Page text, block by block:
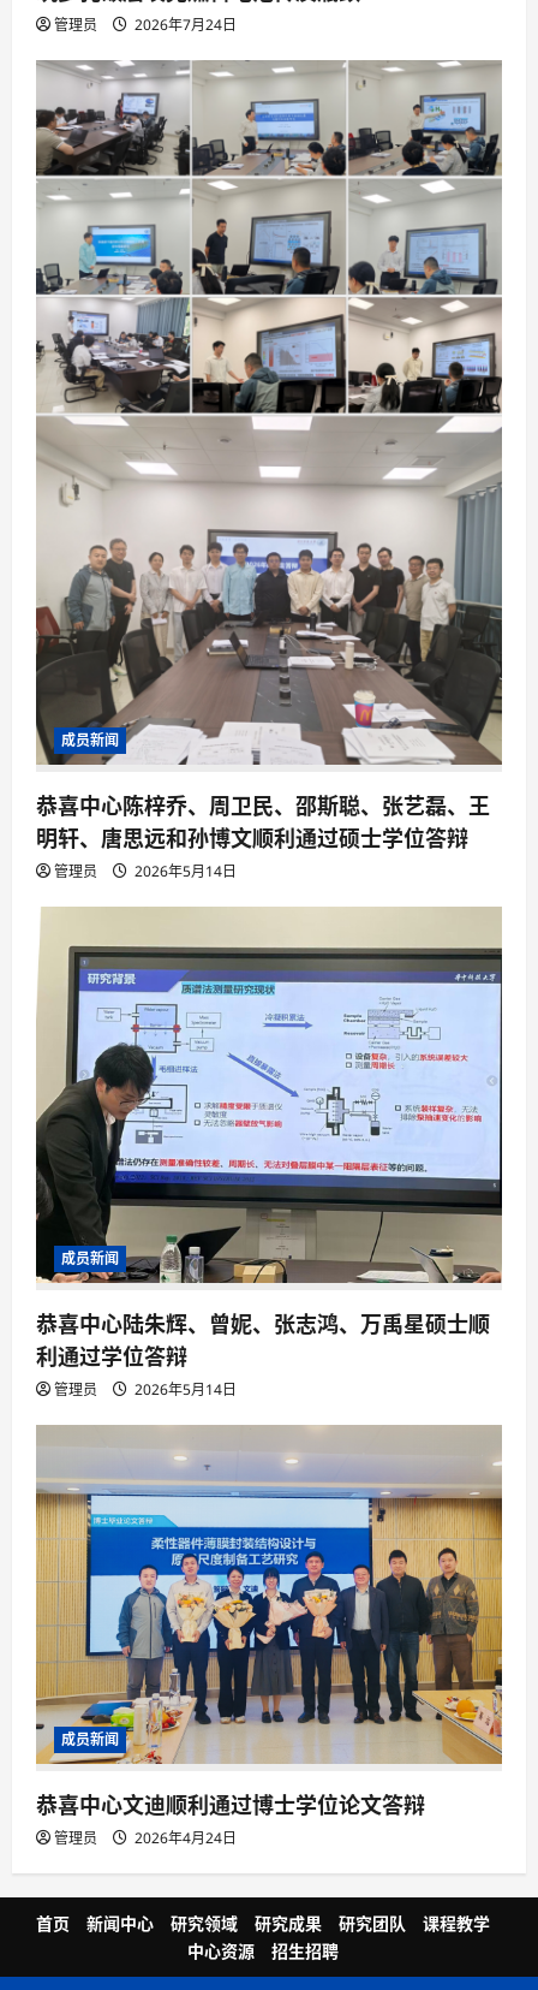
管理员 2026年7月24日
成员新闻
恭喜中心陈梓乔、周卫民、邵斯聪、张艺磊、王
明轩、唐思远和孙博文顺利通过硕士学位答辩
管理员 2026年5月14日
成员新闻
恭喜中心陆朱辉、曾妮、张志鸿、万禹星硕士顺
利通过学位答辩
管理员 2026年5月14日
成员新闻
恭喜中心文迪顺利通过博士学位论文答辩
管理员 2026年4月24日
首页 新闻中心 研究领域 研究成果 研究团队
课程教学
中心资源
招生招聘